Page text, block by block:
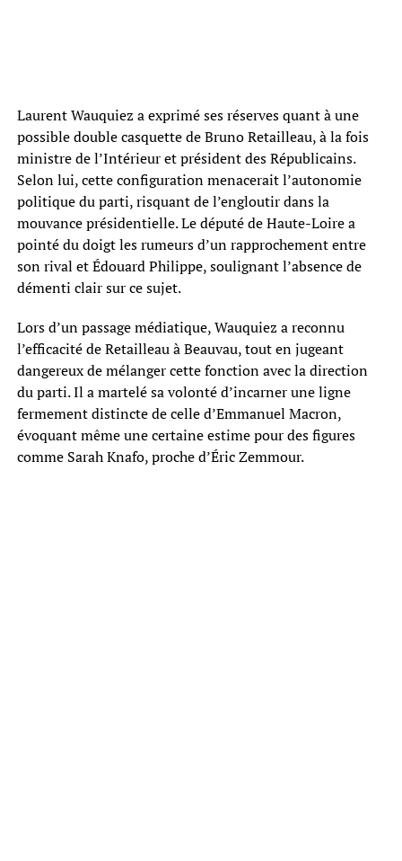
Laurent Wauquiez a exprimé ses réserves quant à une
possible double casquette de Bruno Retailleau, à la fois
ministre de l’Intérieur et président des Républicains.
Selon lui, cette configuration menacerait l’autonomie
politique du parti, risquant de l’engloutir dans la
mouvance présidentielle. Le député de Haute-Loire a
pointé du doigt les rumeurs d’un rapprochement entre
son rival et Édouard Philippe, soulignant l’absence de
démenti clair sur ce sujet.
Lors d’un passage médiatique, Wauquiez a reconnu
l’efficacité de Retailleau à Beauvau, tout en jugeant
dangereux de mélanger cette fonction avec la direction
du parti. Il a martelé sa volonté d’incarner une ligne
fermement distincte de celle d’Emmanuel Macron,
évoquant même une certaine estime pour des figures
comme Sarah Knafo, proche d’Éric Zemmour.